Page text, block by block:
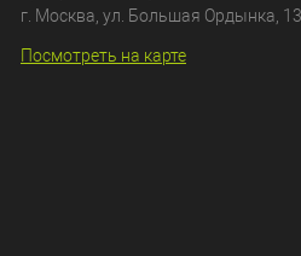
г. Москва, ул. Большая Ордынка,
Посмотреть на карте